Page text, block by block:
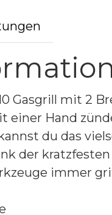
Gasgrill mit 2
einer Hand
du das
der
immer